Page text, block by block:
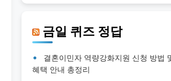
금일 퀴즈 정답
결혼이민자 역량강화지원 신청 방법
혜택 안내 총정리